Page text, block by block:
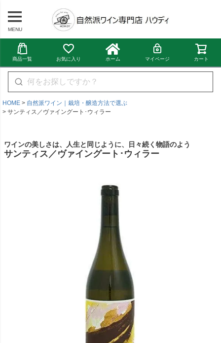
MENU
商品一覧 お気に入り ホーム マイページ カート
HOME
自然派ワイン｜栽培・醸造方法で選ぶ
サンティス／ヴァイングート･ウィラー
ワインの美しさは、人生と同じように、日々続く物語のよう
サンティス／ヴァイングート･ウィラー